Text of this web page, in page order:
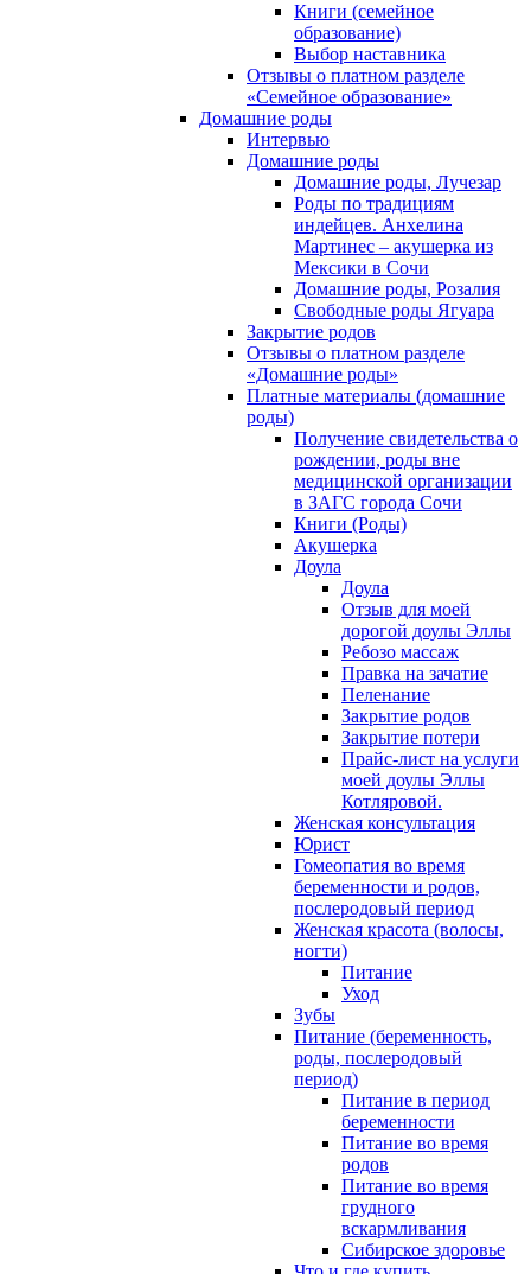
Книги (семейное
образование)
Выбор наставника
Отзывы о платном разделе
«Семейное образование»
Домашние роды
Интервью
Домашние роды
Домашние роды, Лучезар
Роды по традициям
индейцев. Анхелина
Мартинес – акушерка из
Мексики в Сочи
Домашние роды, Розалия
Свободные роды Ягуара
Закрытие родов
Отзывы о платном разделе
«Домашние роды»
Платные материалы (домашние
роды)
Получение свидетельства о
рождении, роды вне
медицинской организации
в ЗАГС города Сочи
Книги (Роды)
Акушерка
Доула
Доула
Отзыв для моей
дорогой доулы Эллы
Ребозо массаж
Правка на зачатие
Пеленание
Закрытие родов
Закрытие потери
Прайс-лист на услуги
моей доулы Эллы
Котляровой.
Женская консультация
Юрист
Гомеопатия во время
беременности и родов,
послеродовый период
Женская красота (волосы,
ногти)
Питание
Уход
Зубы
Питание (беременность,
роды, послеродовый
период)
Питание в период
беременности
Питание во время
родов
Питание во время
грудного
вскармливания
Сибирское здоровье